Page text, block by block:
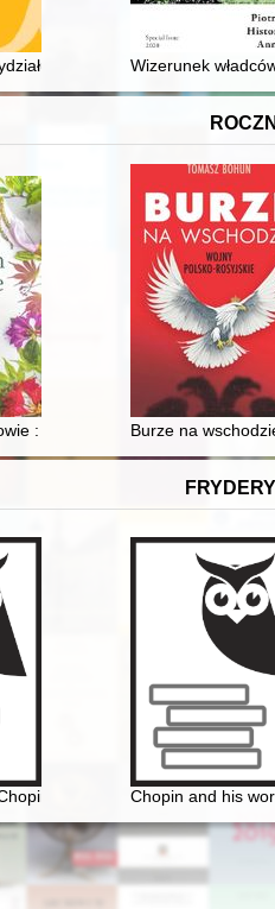
w dzienniku = The diary of
Studiów Wizerunek
: najcenniejsze kolekcje
Burze na
Chopin Museum
Chopin and his